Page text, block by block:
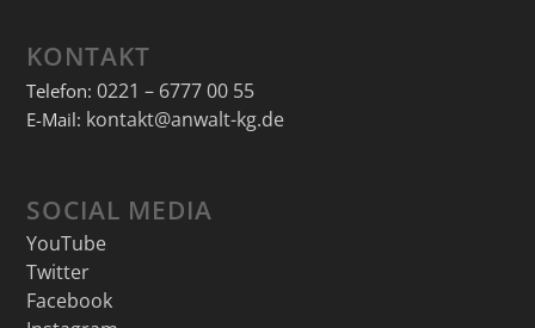
KONTAKT
Telefon: 0221 – 6777 00 55
E-Mail: kontakt@anwalt-kg.de
SOCIAL MEDIA
YouTube
Twitter
Facebook